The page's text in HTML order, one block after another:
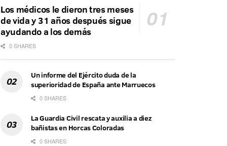
Los médicos le dieron tres meses
de vida y 31 años después sigue
ayudando a los demás
0 SHARES
Un informe del Ejército duda de la
superioridad de España ante Marruecos
0 SHARES
La Guardia Civil rescata y auxilia a diez
bañistas en Horcas Coloradas
0 SHARES